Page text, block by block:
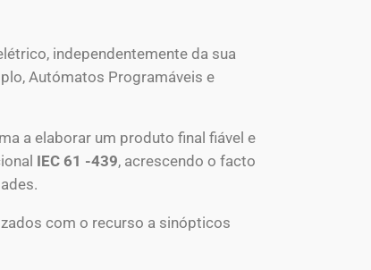
independentemente da sua
Autómatos Programáveis e
a elaborar um produto final fiável e
IEC 61 -439, acrescendo o facto
com o recurso a sinópticos